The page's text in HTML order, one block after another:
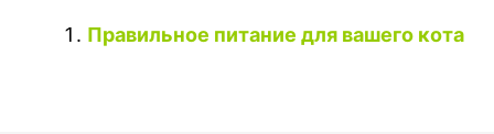
Правильное питание для вашего кота